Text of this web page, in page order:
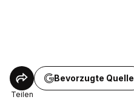
Teilen
Bevorzugte Quelle